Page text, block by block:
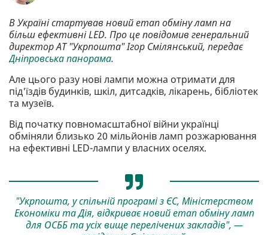
В Україні стартував новий етап обміну ламп на
більш ефективні LED. Про це повідомив генеральний
директор АТ "Укрпошта" Ігор Смілянський, передає
Дніпровська панорама.
Але цього разу нові лампи можна отримати для
під'їздів будинків, шкіл, дитсадків, лікарень, бібліотек
та музеїв.
Від початку повномасштабної війни українці
обміняли близько 20 мільйонів ламп розжарювання
на ефективні LED-лампи у власних оселях.
"Укрпошта, у спільній програмі з ЄС, Міністерством
Економіки та Дія, відкриває новий етап обміну ламп
для ОСББ та усіх вище перелічених закладів", —